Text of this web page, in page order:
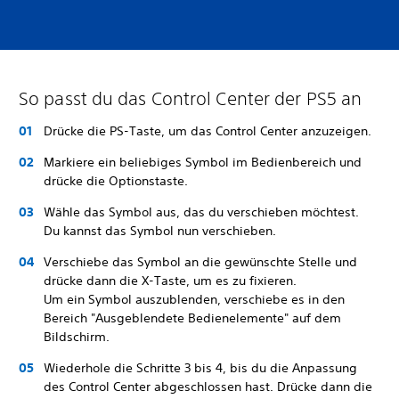
So passt du das Control Center der PS5 an
Drücke die PS-Taste, um das Control Center anzuzeigen.
Markiere ein beliebiges Symbol im Bedienbereich und
drücke die Optionstaste.
Wähle das Symbol aus, das du verschieben möchtest.
Du kannst das Symbol nun verschieben.
Verschiebe das Symbol an die gewünschte Stelle und
drücke dann die X-Taste, um es zu fixieren.
Um ein Symbol auszublenden, verschiebe es in den
Bereich "Ausgeblendete Bedienelemente" auf dem
Bildschirm.
Wiederhole die Schritte 3 bis 4, bis du die Anpassung
des Control Center abgeschlossen hast. Drücke dann die